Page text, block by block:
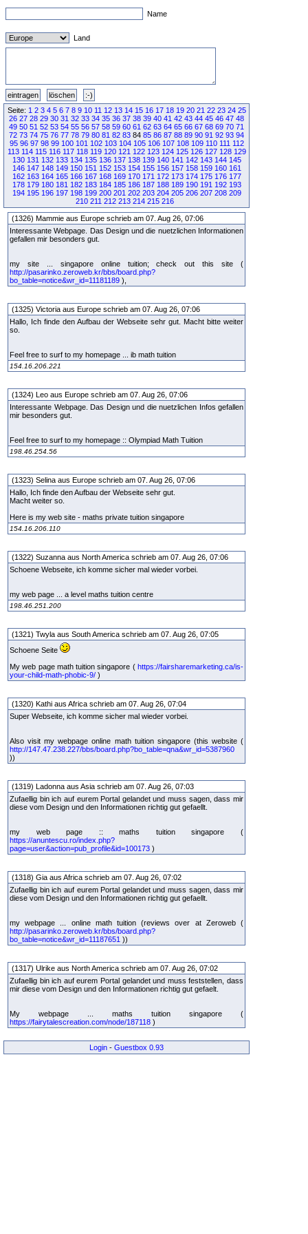
Name
Land
Seite: 1 2 3 4 5 6 7 8 9 10 11 12 13 14 15 16 17 18 19 20 21 22 23 24 25
26 27 28 29 30 31 32 33 34 35 36 37 38 39 40 41 42 43 44 45 46 47 48
49 50 51 52 53 54 55 56 57 58 59 60 61 62 63 64 65 66 67 68 69 70 71
72 73 74 75 76 77 78 79 80 81 82 83 84 85 86 87 88 89 90 91 92 93 94
95 96 97 98 99 100 101 102 103 104 105 106 107 108 109 110 111 112
113 114 115 116 117 118 119 120 121 122 123 124 125 126 127 128 129
130 131 132 133 134 135 136 137 138 139 140 141 142 143 144 145
146 147 148 149 150 151 152 153 154 155 156 157 158 159 160 161
162 163 164 165 166 167 168 169 170 171 172 173 174 175 176 177
178 179 180 181 182 183 184 185 186 187 188 189 190 191 192 193
194 195 196 197 198 199 200 201 202 203 204 205 206 207 208 209
210 211 212 213 214 215 216
(1326) Mammie aus Europe schrieb am 07. Aug 26, 07:06
Interessante Webpage. Das Design und die nuetzlichen Informationen
gefallen mir besonders gut.
my site ... singapore online tuition; check out this site (
http://pasarinko.zeroweb.kr/bbs/board.php?
bo_table=notice&wr_id=11181189 ),
(1325) Victoria aus Europe schrieb am 07. Aug 26, 07:06
Hallo, Ich finde den Aufbau der Webseite sehr gut. Macht bitte weiter
so.
Feel free to surf to my homepage ... ib math tuition
154.16.206.221
(1324) Leo aus Europe schrieb am 07. Aug 26, 07:06
Interessante Webpage. Das Design und die nuetzlichen Infos gefallen
mir besonders gut.
Feel free to surf to my homepage :: Olympiad Math Tuition
198.46.254.56
(1323) Selina aus Europe schrieb am 07. Aug 26, 07:06
Hallo, Ich finde den Aufbau der Webseite sehr gut.
Macht weiter so.
Here is my web site - maths private tuition singapore
154.16.206.110
(1322) Suzanna aus North America schrieb am 07. Aug 26, 07:06
Schoene Webseite, ich komme sicher mal wieder vorbei.
my web page ... a level maths tuition centre
198.46.251.200
(1321) Twyla aus South America schrieb am 07. Aug 26, 07:05
Schoene Seite
My web page math tuition singapore ( https://fairsharemarketing.ca/is-
your-child-math-phobic-9/ )
(1320) Kathi aus Africa schrieb am 07. Aug 26, 07:04
Super Webseite, ich komme sicher mal wieder vorbei.
Also visit my webpage online math tuition singapore (this website (
http://147.47.238.227/bbs/board.php?bo_table=qna&wr_id=5387960
))
(1319) Ladonna aus Asia schrieb am 07. Aug 26, 07:03
Zufaellig bin ich auf eurem Portal gelandet und muss sagen, dass mir
diese vom Design und den Informationen richtig gut gefaellt.
my web page :: maths tuition singapore (
https://anuntescu.ro/index.php?
page=user&action=pub_profile&id=100173 )
(1318) Gia aus Africa schrieb am 07. Aug 26, 07:02
Zufaellig bin ich auf eurem Portal gelandet und muss sagen, dass mir
diese vom Design und den Informationen richtig gut gefaellt.
my webpage ... online math tuition (reviews over at Zeroweb (
http://pasarinko.zeroweb.kr/bbs/board.php?
bo_table=notice&wr_id=11187651 ))
(1317) Ulrike aus North America schrieb am 07. Aug 26, 07:02
Zufaellig bin ich auf eurem Portal gelandet und muss feststellen, dass
mir diese vom Design und den Informationen richtig gut gefaelt.
My webpage ... maths tuition singapore (
https://fairytalescreation.com/node/187118 )
Login - Guestbox 0.93